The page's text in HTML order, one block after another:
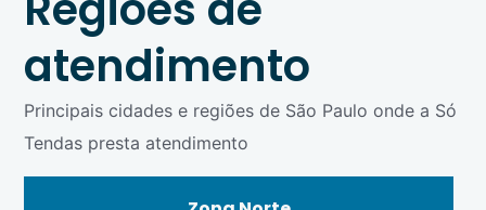
atendimento
Principais cidades e regiões de São Paulo onde a Só
Tendas presta atendimento